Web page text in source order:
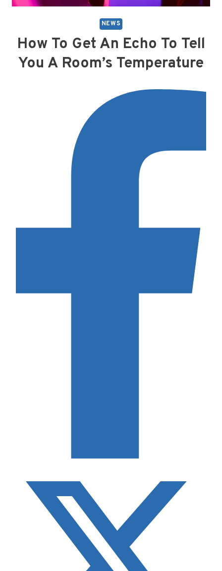
NEWS
How To Get An Echo To Tell
You A Room’s Temperature